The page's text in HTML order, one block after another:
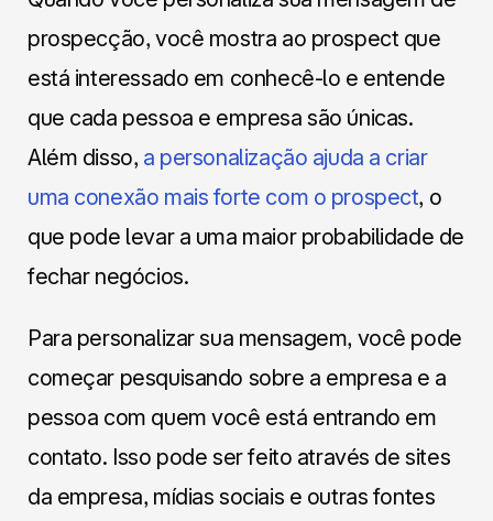
prospecção, você mostra ao prospect que
está interessado em conhecê-lo e entende
que cada pessoa e empresa são únicas.
Além disso, a personalização ajuda a criar
uma conexão mais forte com o prospect, o
que pode levar a uma maior probabilidade de
fechar negócios.
Para personalizar sua mensagem, você pode
começar pesquisando sobre a empresa e a
pessoa com quem você está entrando em
contato. Isso pode ser feito através de sites
da empresa, mídias sociais e outras fontes